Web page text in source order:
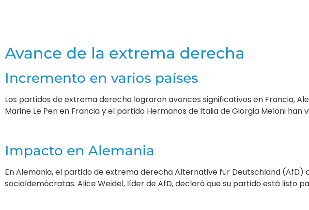
Avance de la extrema derecha
Incremento en varios países
Los partidos de extrema derecha lograron avances significativos en Francia,
Marine Le Pen en Francia y el partido Hermanos de Italia de Giorgia Meloni
Impacto en Alemania
En Alemania, el partido de extrema derecha Alternative für Deutschland (AfD)
socialdemócratas. Alice Weidel, líder de AfD, declaró que su partido está listo